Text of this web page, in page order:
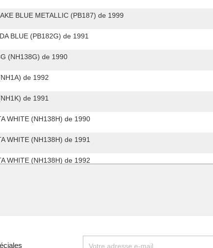
BLUE METALLIC (PB187) de 1999
BLUE (PB182G) de 1991
(NH138G) de 1990
de 1992
de 1991
WHITE (NH138H) de 1990
WHITE (NH138H) de 1991
WHITE (NH138H) de 1992
de 1993